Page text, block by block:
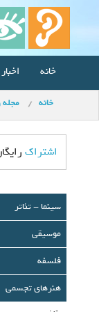
خانه اخبار
خانه مجله
اشتراک
سينما - تئاتر
موسیقی
فلسفه
هنرهای تجسمی